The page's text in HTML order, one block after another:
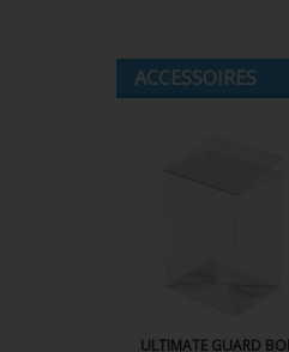
ACCESSOIRES
ULTIMATE GUARD